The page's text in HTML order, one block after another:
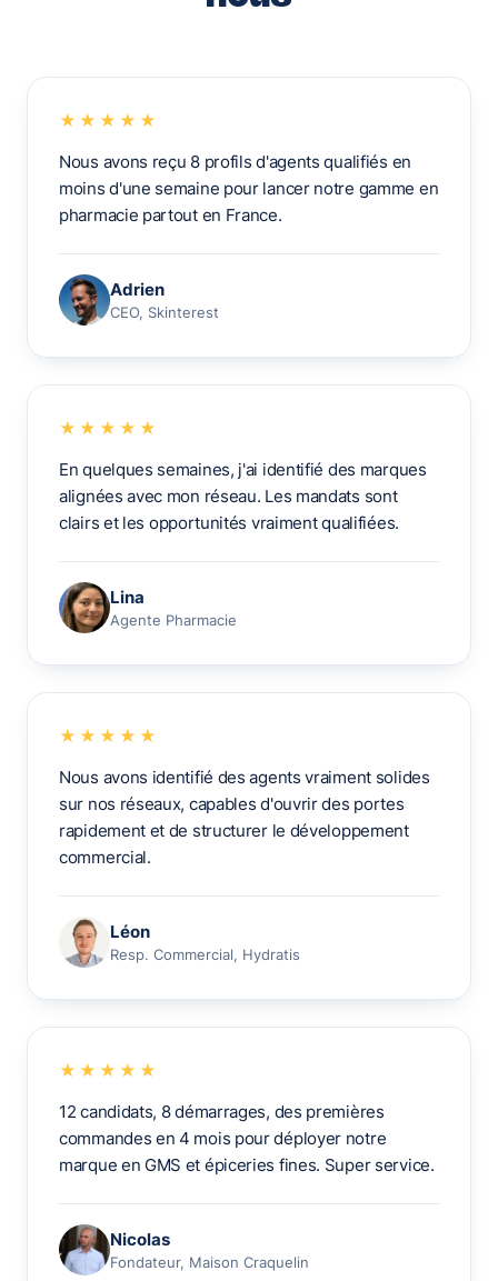
★★★★★
Nous avons reçu 8 profils d'agents qualifiés en
moins d'une semaine pour lancer notre gamme en
pharmacie partout en France.
Adrien
CEO, Skinterest
★★★★★
En quelques semaines, j'ai identifié des marques
alignées avec mon réseau. Les mandats sont
clairs et les opportunités vraiment qualifiées.
Lina
Agente Pharmacie
★★★★★
Nous avons identifié des agents vraiment solides
sur nos réseaux, capables d'ouvrir des portes
rapidement et de structurer le développement
commercial.
Léon
Resp. Commercial, Hydratis
★★★★★
12 candidats, 8 démarrages, des premières
commandes en 4 mois pour déployer notre
marque en GMS et épiceries fines. Super service.
Nicolas
Fondateur, Maison Craquelin